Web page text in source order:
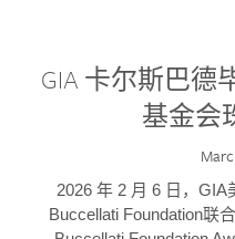
GIA 卡尔斯巴德
基金会
2026 年 2 月 6 日，
Buccellati Foundation联